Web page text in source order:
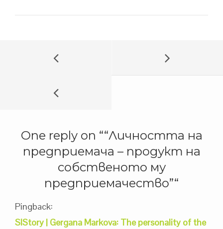
One reply on ““Личността на
предприемача – продукт на
собственото му
предприемачество”“
Pingback:
SIStory | Gergana Markova: The personality of the